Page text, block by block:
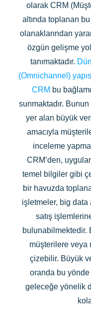
olarak CRM
altında toplanan
olanaklarından
özgün gelişme
tanımaktadır.
(Omnichannel)
CRM bu
sunmaktadır.
yer alan büyük
amacıyla
inceleme yapma
CRM’den,
temel bilgiler gibi
bir havuzda
işletmeler, big
satış
bulunabilmektedir.
müşterilere veya
çizebilir. Büyük
oranda bu
geleceğe yönelik